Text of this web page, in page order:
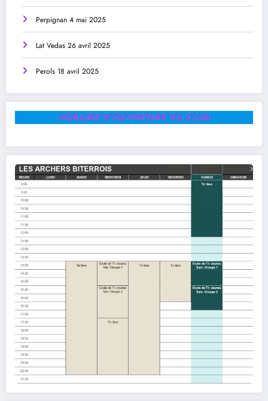
Perpignan 4 mai 2025
Lat Vedas 26 avril 2025
Perols 18 avril 2025
HORAIRE D'OUVERTURE DU CLUB